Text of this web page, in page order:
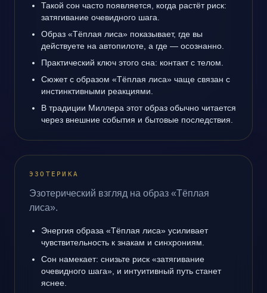
Такой сон часто появляется, когда растёт риск:
затягивание очевидного шага.
Образ «Тёплая лиса» показывает, где вы
действуете на автопилоте, а где — осознанно.
Практический ключ этого сна: контакт с телом.
Сюжет с образом «Тёплая лиса» чаще связан с
инстинктивными реакциями.
В традиции Миллера этот образ обычно читается
через внешние события и бытовые последствия.
ЭЗОТЕРИКА
Эзотерический взгляд на образ «Тёплая
лиса».
Энергия образа «Тёплая лиса» усиливает
чувствительность к знакам и синхрониям.
Сон намекает: снизьте риск «затягивание
очевидного шага», и интуитивный путь станет
яснее.